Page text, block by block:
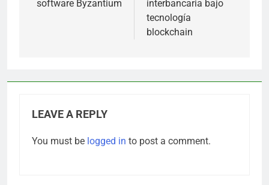
software Byzantium
interbancaria bajo
tecnología
blockchain
LEAVE A REPLY
You must be logged in to post a comment.